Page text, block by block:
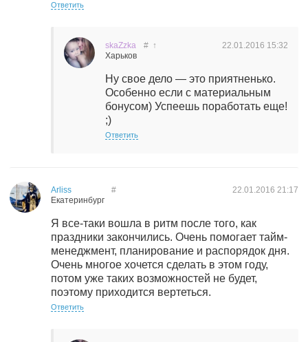
Ответить
skaZzka
Харьков
22.01.2016 15:32
# ↑
Ну свое дело — это приятненько.
Особенно если с материальным
бонусом) Успеешь поработать еще!
;)
Ответить
Arliss
Екатеринбург
22.01.2016 21:17
#
Я все-таки вошла в ритм после того, как
праздники закончились. Очень помогает тайм-
менеджмент, планирование и распорядок дня.
Очень многое хочется сделать в этом году,
потом уже таких возможностей не будет,
поэтому приходится вертеться.
Ответить